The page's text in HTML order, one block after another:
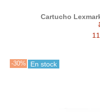
Cartucho
-30% En stock